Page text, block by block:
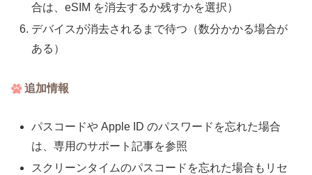
合は、eSIM を消去するか残すかを選択）
デバイスが消去されるまで待つ（数分かかる場合が
ある）
追加情報
パスコードや Apple ID のパスワードを忘れた場合
は、専用のサポート記事を参照
スクリーンタイムのパスコードを忘れた場合もリセ